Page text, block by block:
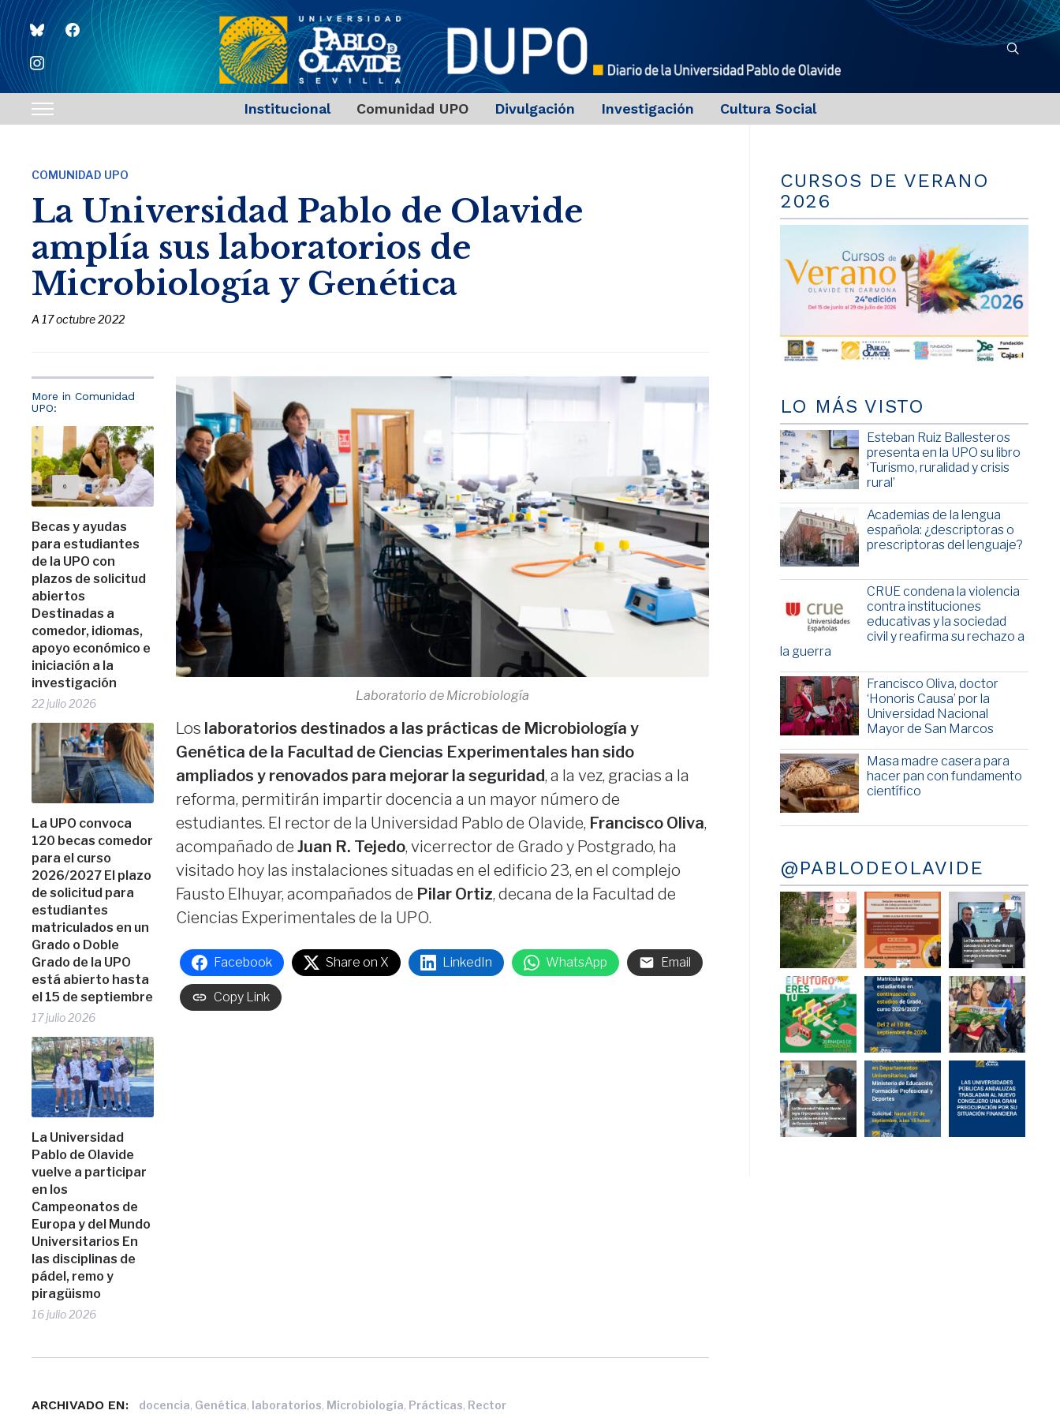
blueskyfacebook
instagram
Toggle
navigation
Institucional Comunidad UPO Divulgación Investigación Cultura Social
COMUNIDAD UPO
La Universidad Pablo de Olavide
amplía sus laboratorios de
Microbiología y Genética
A 17 octubre 2022
More in Comunidad
UPO:
Becas y ayudas
para estudiantes
de la UPO con
plazos de solicitud
abiertos
Destinadas a
comedor, idiomas,
apoyo económico e
iniciación a la
investigación
22 julio 2026
La UPO convoca
120 becas comedor
para el curso
2026/2027 El plazo
de solicitud para
estudiantes
matriculados en un
Grado o Doble
Grado de la UPO
está abierto hasta
el 15 de septiembre
17 julio 2026
La Universidad
Pablo de Olavide
vuelve a participar
en los
Campeonatos de
Europa y del Mundo
Universitarios En
las disciplinas de
pádel, remo y
piragüismo
16 julio 2026
Laboratorio de Microbiología
Los laboratorios destinados a las prácticas de Microbiología y
Genética de la Facultad de Ciencias Experimentales han sido
ampliados y renovados para mejorar la seguridad, a la vez, gracias a la
reforma, permitirán impartir docencia a un mayor número de
estudiantes. El rector de la Universidad Pablo de Olavide, Francisco Oliva,
acompañado de Juan R. Tejedo, vicerrector de Grado y Postgrado, ha
visitado hoy las instalaciones situadas en el edificio 23, en el complejo
Fausto Elhuyar, acompañados de Pilar Ortiz, decana de la Facultad de
Ciencias Experimentales de la UPO.
Facebook Share on X LinkedIn WhatsApp Email
Copy Link
ARCHIVADO EN: docencia, Genética, laboratorios, Microbiología, Prácticas, Rector
CURSOS DE VERANO
2026
LO MÁS VISTO
Esteban Ruiz Ballesteros
presenta en la UPO su libro
‘Turismo, ruralidad y crisis
rural’
Academias de la lengua
española: ¿descriptoras o
prescriptoras del lenguaje?
CRUE condena la violencia
contra instituciones
educativas y la sociedad
civil y reafirma su rechazo a
la guerra
Francisco Oliva, doctor
‘Honoris Causa’ por la
Universidad Nacional
Mayor de San Marcos
Masa madre casera para
hacer pan con fundamento
científico
@PABLODEOLAVIDE